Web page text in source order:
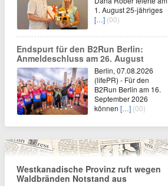
1. August 25-jähriges
[…] (00)
Endspurt für den B2Run Berlin:
Anmeldeschluss am 26. August
Berlin, 07.08.2026
(lifePR) - Für den
B2Run Berlin am 16.
September 2026
können […] (00)
Westkanadische Provinz ruft wegen
Waldbränden Notstand aus